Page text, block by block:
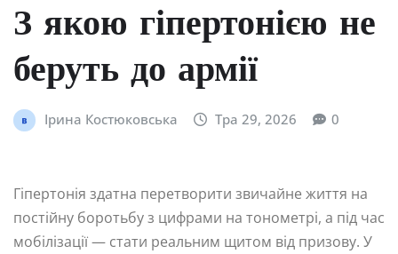
З якою гіпертонією не
беруть до армії
Ірина Костюковська Тра 29, 2026 0
Гіпертонія здатна перетворити звичайне життя на
постійну боротьбу з цифрами на тонометрі, а під час
мобілізації — стати реальним щитом від призову. У